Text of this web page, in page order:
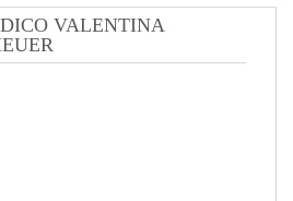
VALENTINA